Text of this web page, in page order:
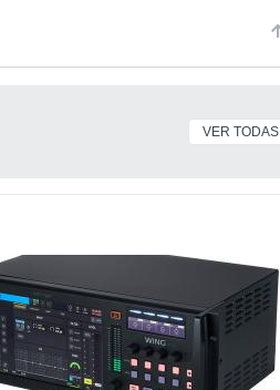
VER TODAS